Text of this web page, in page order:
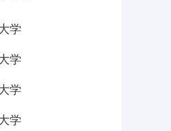
学
学
学
学